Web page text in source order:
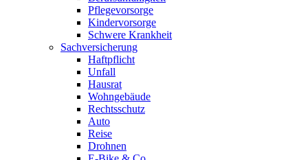
Pflegevorsorge
Kindervorsorge
Schwere Krankheit
Sachversicherung
Haftpflicht
Unfall
Hausrat
Wohngebäude
Rechtsschutz
Auto
Reise
Drohnen